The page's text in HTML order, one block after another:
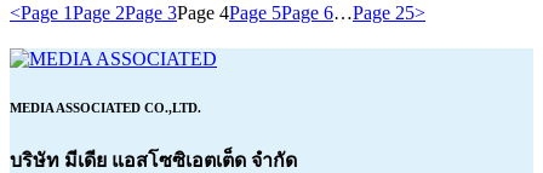
<Page 1Page 2Page 3Page 4Page 5Page 6…Page 25>
MEDIA ASSOCIATED CO.,LTD.
บริษัท มีเดีย แอสโซซิเอตเต็ด จำกัด